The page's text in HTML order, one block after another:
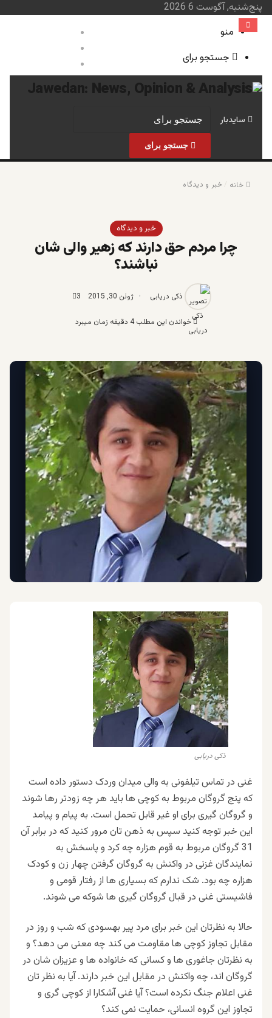
پنج‌شنبه, آگوست 6 2026
منو
جستجو برای
صفحه نخست
سایدبار
جستجو برای
خانه خبر و دیدگاه
خبر و دیدگاه
چرا مردم حق دارند که زهیر والی شان
نباشند؟
ذکی دریابی ژوئن 30, 2015 3
خواندن این مطلب 4 دقیقه زمان میبرد
ذکی دریابی
غنی در تماس تیلفونی به والی میدان وردک دستور داده است
که پنج گروگان مربوط به کوچی ها باید هر چه زودتر رها شوند
و گروگان گیری برای او غیر قابل تحمل است. به پیام و پیامد
این خبر توجه کنید سپس به ذهن تان مرور کنید که در برابر آن
31 گروگان مربوط به قوم هزاره چه کرد و پاسخش به
نمایندگان غزنی در واکنش به گروگان گرفتن چهار زن و کودک
هزاره چه بود. شک ندارم که بسیاری ها از رفتار قومی و
فاشیستی غنی در قبال گروگان گیری ها شوکه می شوند.
حالا به نظرتان این خبر برای مرد پیر بهسودی که شب و روز در
مقابل تجاوز کوچی ها مقاومت می کند چه معنی می دهد؟ و
به نظرتان جاغوری ها و کسانی که خانواده ها و عزیزان شان در
گروگان اند، چه واکنش در مقابل این خبر دارند. آیا به نظر تان
غنی اعلام جنگ نکرده است؟ آیا غنی آشکارا از کوچی گری و
تجاوز این گروه انسانی، حمایت نمی کند؟